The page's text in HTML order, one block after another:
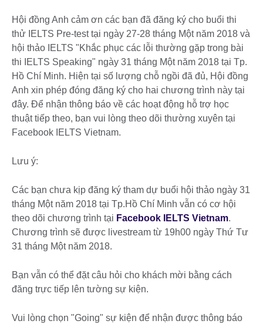
Hội đồng Anh cảm ơn các bạn đã đăng ký cho buổi thi
thử IELTS Pre-test tại ngày 27-28 tháng Một năm 2018 và
hội thảo IELTS "Khắc phục các lỗi thường gặp trong bài
thi IELTS Speaking" ngày 31 tháng Một năm 2018 tại Tp.
Hồ Chí Minh. Hiện tại số lượng chỗ ngồi đã đủ, Hội đồng
Anh xin phép đóng đăng ký cho hai chương trình này tại
đây. Để nhận thông báo về các hoạt động hỗ trợ học
thuật tiếp theo, bạn vui lòng theo dõi thường xuyên tại
Facebook IELTS Vietnam.
Lưu ý:
Các bạn chưa kịp đăng ký tham dự buổi hội thảo ngày 31
tháng Một năm 2018 tại Tp.Hồ Chí Minh vẫn có cơ hội
theo dõi chương trình tại Facebook IELTS Vietnam.
Chương trình sẽ được livestream từ 19h00 ngày Thứ Tư
31 tháng Một năm 2018.
Bạn vẫn có thể đặt câu hỏi cho khách mời bằng cách
đăng trực tiếp lên tường sự kiện.
Vui lòng chọn "Going" sự kiện để nhận được thông báo